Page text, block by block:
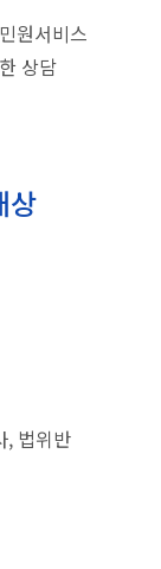
원서비스
상담
상
법위반